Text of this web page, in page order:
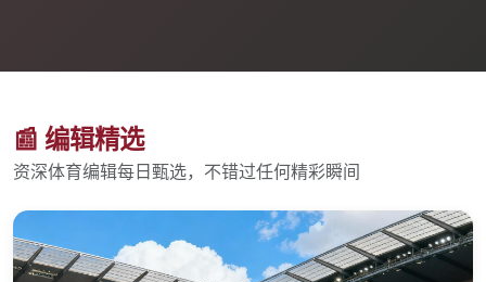
📰 编辑精选
资深体育编辑每日甄选，不错过任何精彩瞬间